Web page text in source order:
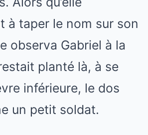
à taper le nom sur son
observa Gabriel à la
planté là, à se
inférieure, le dos
un petit soldat.